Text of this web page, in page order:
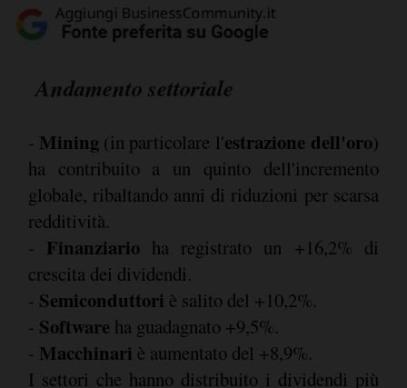
Andamento settoriale
- Mining(in particolare l'estrazione dell'oro)
ha contribuito a un quinto dell'incremento
globale, ribaltando anni di riduzioni per scarsa
redditività.
- Finanziarioha registrato un +16,2% di
crescita dei dividendi.
- Semiconduttori è salito del +10,2%.
- Software ha guadagnato +9,5%.
- Macchinari è aumentato del +8,9%.
I settori che hanno distribuito i dividendi più